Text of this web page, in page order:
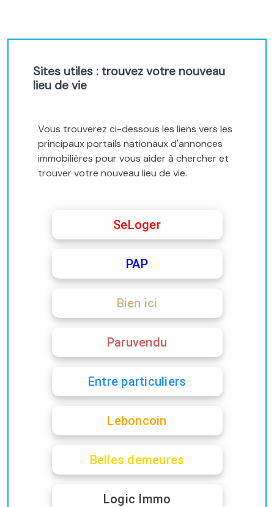
Sites utiles : trouvez votre nouveau
lieu de vie
Vous trouverez ci-dessous les liens vers les
principaux portails nationaux d'annonces
immobilières pour vous aider à chercher et
trouver votre nouveau lieu de vie.
SeLoger
PAP
Bien ici
Paruvendu
Entre particuliers
Leboncoin
Belles demeures
Logic Immo